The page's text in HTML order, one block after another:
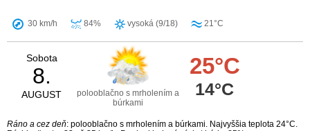
30 km/h 84% vysoká (9/18) 21°C
Sobota
8.
AUGUST
polooblačno s mrholením a
búrkami
25°C
14°C
Ráno a cez deň: polooblačno s mrholením a búrkami. Najvyššia teplota 24°C.